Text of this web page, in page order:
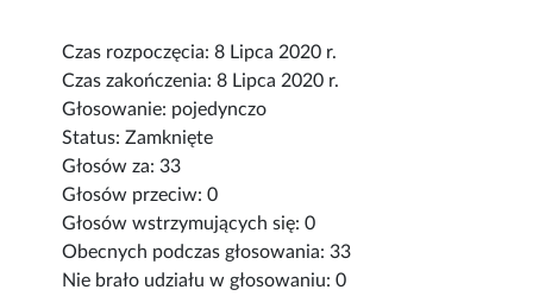
Czas rozpoczęcia: 8 Lipca 2020 r.
Czas zakończenia: 8 Lipca 2020 r.
Głosowanie: pojedynczo
Status: Zamknięte
Głosów za: 33
Głosów przeciw: 0
Głosów wstrzymujących się: 0
Obecnych podczas głosowania: 33
Nie brało udziału w głosowaniu: 0